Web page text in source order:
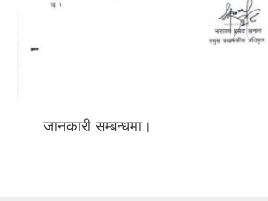
जानकारी सम्बन्धमा।